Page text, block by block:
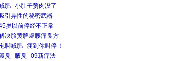
肥--小肚子赘肉没了
引异性的秘密武器
岁以前停经不正常
决脸黄脾虚腰痛良方
脚减肥--瘦到你叫停！
臭--腋臭--09新疗法